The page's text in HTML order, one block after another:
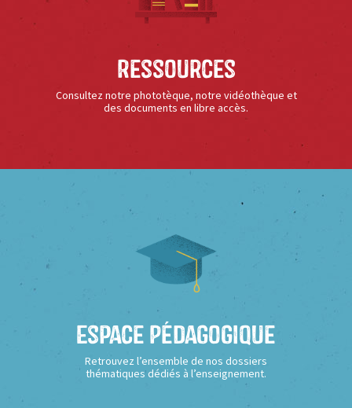
Ressources
Consultez notre phototèque, notre vidéothèque et
des documents en libre accès.
Espace Pédagogique
Retrouvez l’ensemble de nos dossiers
thématiques dédiés à l’enseignement.